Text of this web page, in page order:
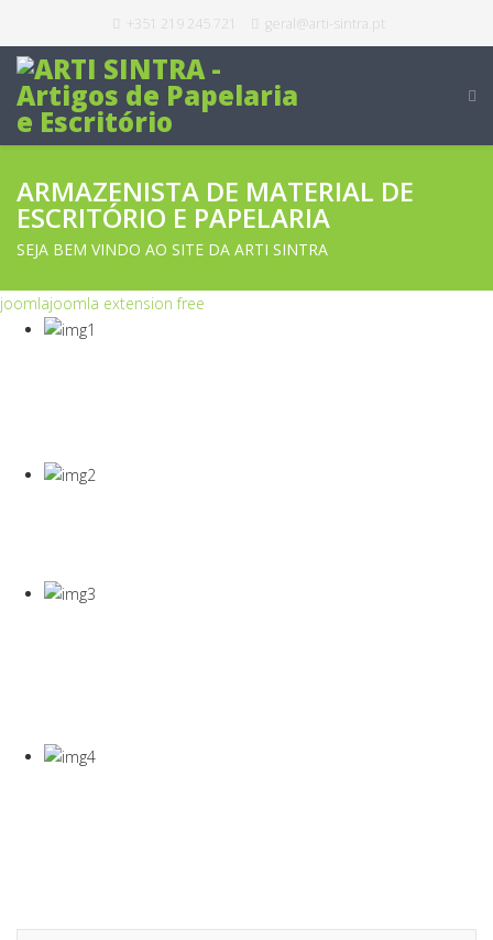
+351 219 245 721 geral@arti-sintra.pt
ARMAZENISTA DE MATERIAL DE
ESCRITÓRIO E PAPELARIA
SEJA BEM VINDO AO SITE DA ARTI SINTRA
joomlajoomla extension free